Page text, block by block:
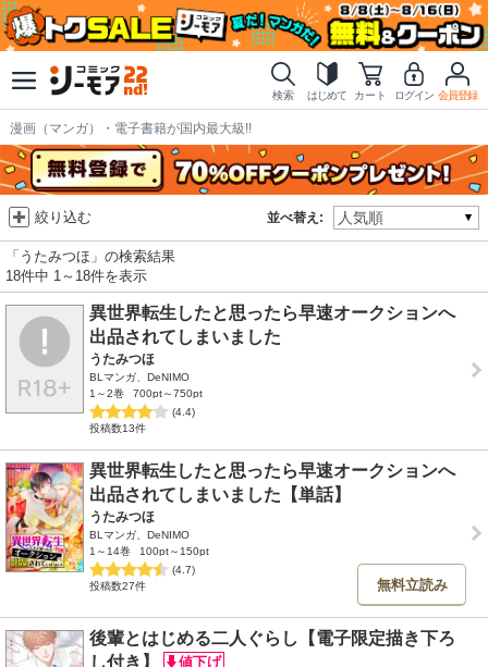
検索 はじめて カート ログイン 会員登録
漫画（マンガ）・電子書籍が国内最大級!!
並べ替え:
絞り込む
「うたみつほ」の検索結果
18件中 1～18件を表示
異世界転生したと思ったら早速オークションへ
出品されてしまいました
うたみつほ
BLマンガ、DeNIMO
1～2巻
700pt～750pt
(4.4)
投稿数13件
異世界転生したと思ったら早速オークションへ
出品されてしまいました【単話】
うたみつほ
BLマンガ、DeNIMO
1～14巻
100pt～150pt
(4.7)
投稿数27件
無料立読み
後輩とはじめる二人ぐらし【電子限定描き下ろ
し付き】